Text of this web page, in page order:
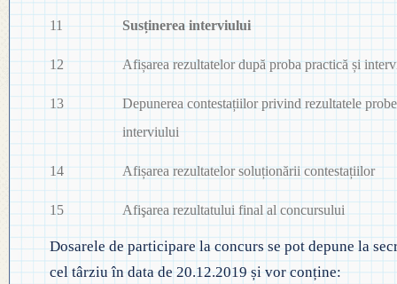
11 Susținerea interviului
12 Afișarea rezultatelor după proba practică și
13
Depunerea contestațiilor privind rezultatele
interviului
14 Afișarea rezultatelor soluționării contestațiilor
15 Afişarea rezultatului final al concursului
Dosarele de participare la concurs se pot depune la
cel târziu în data de 20.12.2019 și vor conține: